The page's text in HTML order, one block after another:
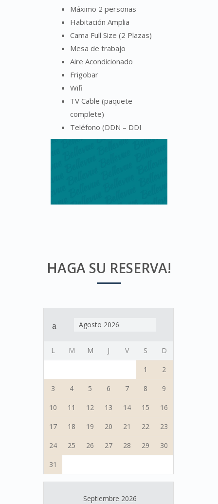
Máximo 2 personas
Habitación Amplia
Cama Full Size (2 Plazas)
Mesa de trabajo
Aire Acondicionado
Frigobar
Wifi
TV Cable (paquete
complete)
Teléfono (DDN – DDI
HAGA SU RESERVA!
Agosto 2026
L M M J V S D
1 2
3 4 5 6 7 8 9
10 11 12 13 14 15 16
17 18 19 20 21 22 23
24 25 26 27 28 29 30
31
Septiembre 2026